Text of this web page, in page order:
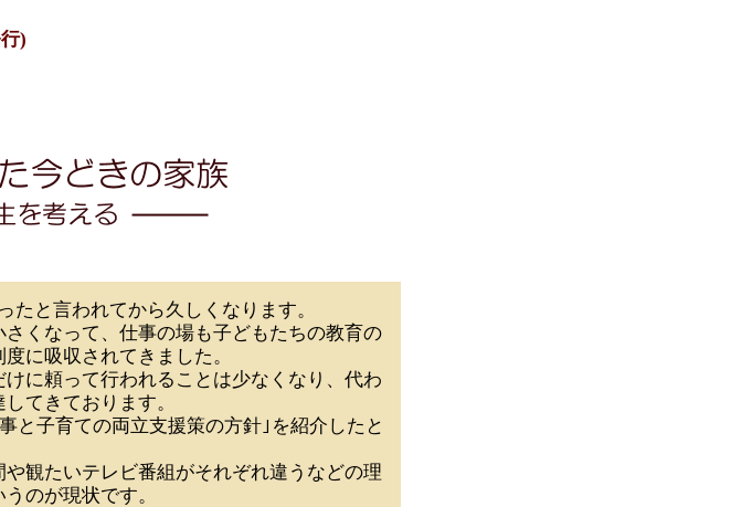
)
と言われてから久しくなります。
くなって、仕事の場も子どもたちの教育の
に吸収されてきました。
に頼って行われることは少なくなり、代わ
てきております。
と子育ての両立支援策の方針｣を紹介したと
観たいテレビ番組がそれぞれ違うなどの理
のが現状です。